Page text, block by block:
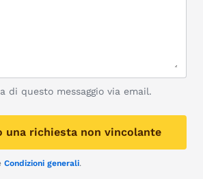
di questo messaggio via email.
una richiesta non vincolante
Condizioni generali.